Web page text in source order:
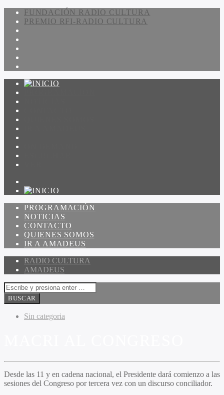
FUNDACIÓN RADIO CULTURA
PREMIO RFI-RADIO CULTURA
PROGRAMACIÓN
NOTICIAS
CONTACTO
QUIENES SOMOS
IR A AMADEUS
RADIO CULTURA
AMADEUS
Sin categoria
Desde las 11 y en cadena nacional, el Presidente dará comienzo a las
sesiones del Congreso por tercera vez con un discurso conciliador.